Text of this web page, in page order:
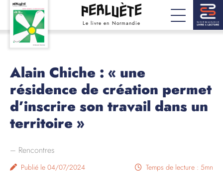
Le livre en Normandie
Alain Chiche : « une
résidence de création permet
d’inscrire son travail dans un
territoire »
– Rencontres
Publié le 04/07/2024 Temps de lecture : 5mn